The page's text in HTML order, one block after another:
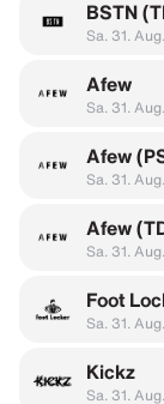
BSTN
Sa. 31.
Afew
Sa. 31.
Afew
Sa. 31.
Afew
Sa. 31.
Foot
Sa. 31.
Kickz
Sa. 31.